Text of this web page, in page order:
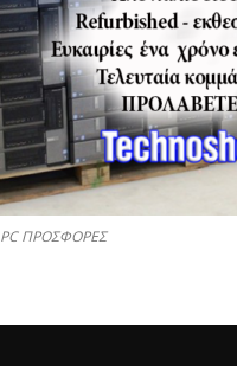
PC ΠΡΟΣΦΟΡΕΣ